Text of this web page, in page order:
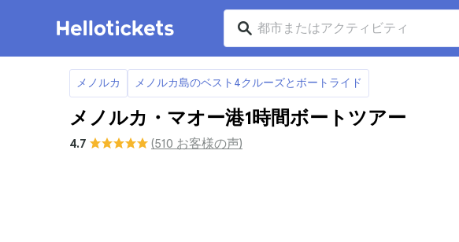
メノルカ メノルカ島のベスト4クルーズとボートライド
メノルカ・マオー港1時間ボートツアー
4.7 (510 お客様の声)